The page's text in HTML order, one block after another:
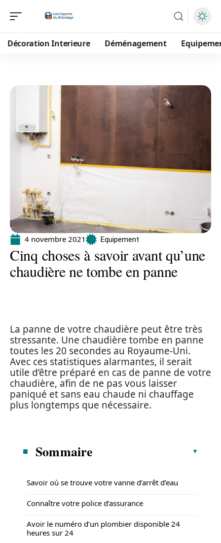
Décoration Interieure Déménagement
4 novembre 2021 Equipement
Cinq choses à savoir avant qu’une
chaudière ne tombe en panne
La panne de votre chaudière peut être très
stressante. Une chaudière tombe en panne
toutes les 20 secondes au Royaume-Uni.
Avec ces statistiques alarmantes, il serait
utile d’être préparé en cas de panne de votre
chaudière, afin de ne pas vous laisser
paniqué et sans eau chaude ni chauffage
plus longtemps que nécessaire.
Sommaire
Savoir où se trouve votre vanne d’arrêt d’eau
Connaître votre police d’assurance
Avoir le numéro d’un plombier disponible 24
heures sur 24